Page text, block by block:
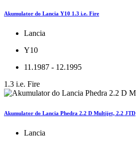
Akumulator do Lancia Y10 1.3 i.e. Fire
Lancia
Y10
11.1987 - 12.1995
1.3 i.e. Fire
Akumulator do Lancia Phedra 2.2 D Multijet, 2.2 JTD
Lancia